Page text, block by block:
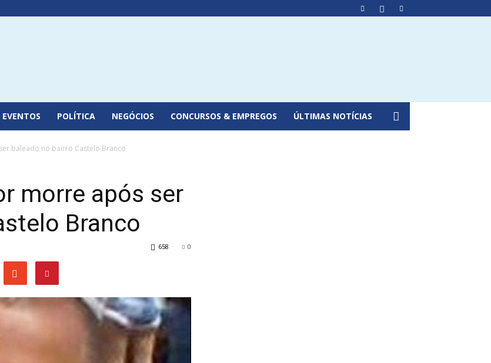
EVENTOS POLÍTICA NEGÓCIOS CONCURSOS & EMPREGOS ÚLTIMAS NOTÍCIAS
baleado no bairro Castelo Branco
morre após ser
Branco
0
658